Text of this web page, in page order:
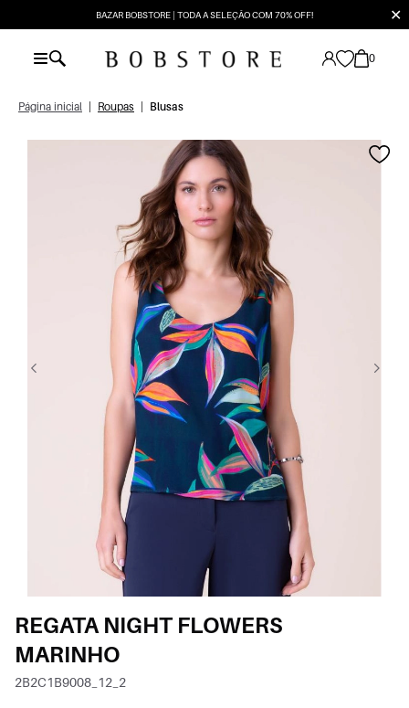
BAZAR BOBSTORE | TODA A SELEÇÃO COM 70% OFF! ✕
0
Página inicial Roupas Blusas
REGATA NIGHT FLOWERS
MARINHO
2B2C1B9008_12_2